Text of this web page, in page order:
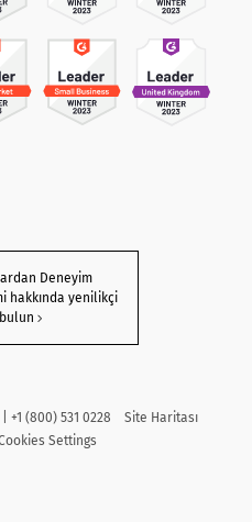
Deneyim
hakkında yenilikçi
(800) 531 0228
Site Haritası
Settings